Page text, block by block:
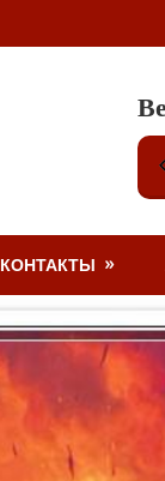
КОНТАКТЫ